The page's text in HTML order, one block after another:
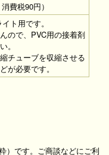
費税90円）
ト用です。
ので、PVC用の接着剤
。
チューブを収縮させる
が必要です。
）です。ご商談などにご利